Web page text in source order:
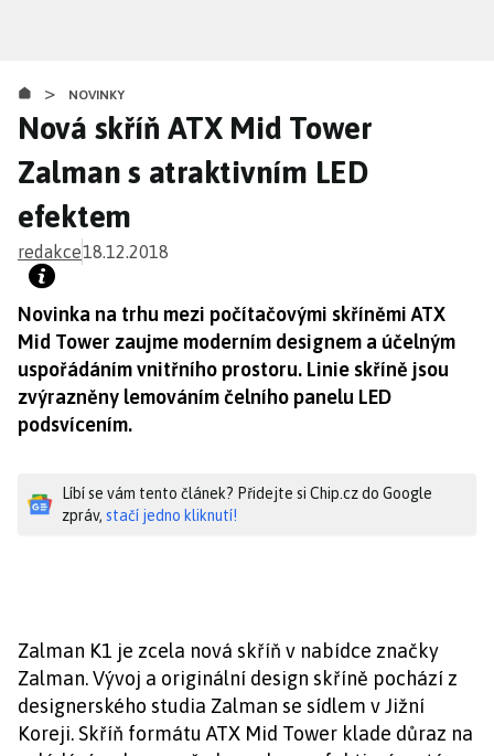
obsahu
> NOVINKY
Nová skříň ATX Mid Tower
Zalman s atraktivním LED
efektem
redakce18.12.2018
Novinka na trhu mezi počítačovými skříněmi ATX
Mid Tower zaujme moderním designem a účelným
uspořádáním vnitřního prostoru. Linie skříně jsou
zvýrazněny lemováním čelního panelu LED
podsvícením.
Líbí se vám tento článek? Přidejte si Chip.cz do Google
zpráv, stačí jedno kliknutí!
Zalman K1 je zcela nová skříň v nabídce značky
Zalman. Vývoj a originální design skříně pochází z
designerského studia Zalman se sídlem v Jižní
Koreji. Skříň formátu ATX Mid Tower klade důraz na